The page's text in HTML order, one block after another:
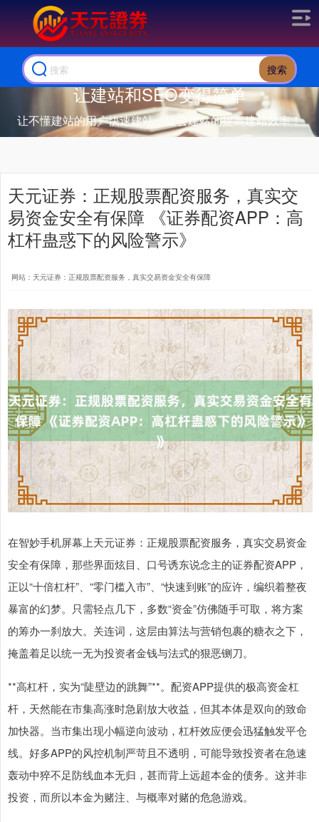
搜索
让建站和SEO变得简单
让不懂建站的用户快速建站，让会建站的提高建站效率！
天元证券：正规股票配资服务，真实交
易资金安全有保障 《证券配资APP：高
杠杆蛊惑下的风险警示》
网站：天元证券：正规股票配资服务，真实交易资金安全有保障
在智妙手机屏幕上天元证券：正规股票配资服务，真实交易资金
安全有保障，那些界面炫目、口号诱东说念主的证券配资APP，
正以“十倍杠杆”、“零门槛入市”、“快速到账”的应许，编织着整夜
暴富的幻梦。只需轻点几下，多数“资金”仿佛随手可取，将方案
的筹办一刹放大。关连词，这层由算法与营销包裹的糖衣之下，
掩盖着足以统一无为投资者金钱与法式的狠恶铡刀。
**高杠杆，实为“陡壁边的跳舞”**。配资APP提供的极高资金杠
杆，天然能在市集高涨时急剧放大收益，但其本体是双向的致命
加快器。当市集出现小幅逆向波动，杠杆效应便会迅猛触发平仓
线。好多APP的风控机制严苛且不透明，可能导致投资者在急速
轰动中猝不足防线血本无归，甚而背上远超本金的债务。这并非
投资，而所以本金为赌注、与概率对赌的危急游戏。